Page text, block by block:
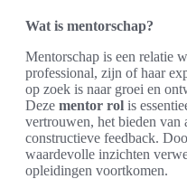
Wat is mentorschap?
Mentorschap is een relatie
professional, zijn of haar
op zoek is naar groei en
Deze mentor rol is
vertrouwen, het bieden van
constructieve feedback.
waardevolle inzichten
opleidingen voortkomen.